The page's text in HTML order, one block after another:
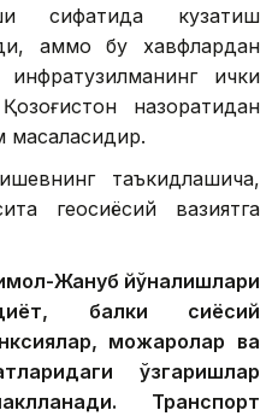
сифатида кузатиш
аммо бу хавфлардан
ички
назоратидан
масаласидир.
таъкидлашича,
геосиёсий вазиятга
Жануб йўналишлари
балки сиёсий
можаролар ва
ўзгаришлар
Транспорт